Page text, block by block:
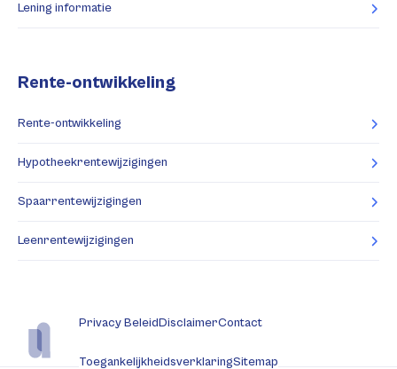
Lening informatie
Rente-ontwikkeling
Rente-ontwikkeling
Hypotheekrentewijzigingen
Spaarrentewijzigingen
Leenrentewijzigingen
Privacy BeleidDisclaimerContact
ToegankelijkheidsverklaringSitemap